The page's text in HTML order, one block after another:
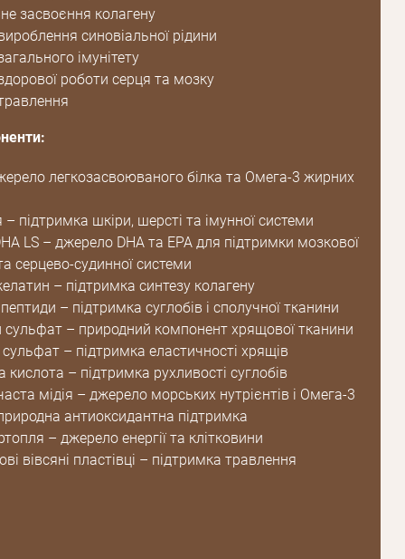
засвоєння колагену
синовіальної рідини
імунітету
роботи серця та мозку
легкозасвоюваного білка та Омега-3 жирних
– підтримка шкіри, шерсті та імунної системи
LS – джерело DHA та EPA для підтримки мозкової
серцево-судинної системи
– підтримка синтезу колагену
– підтримка суглобів і сполучної тканини
сульфат – природний компонент хрящової тканини
– підтримка еластичності хрящів
кислота – підтримка рухливості суглобів
мідія – джерело морських нутрієнтів і Омега-3
антиоксидантна підтримка
– джерело енергії та клітковини
вівсяні пластівці – підтримка травлення
Пароль
Пароль
Зареєструватися